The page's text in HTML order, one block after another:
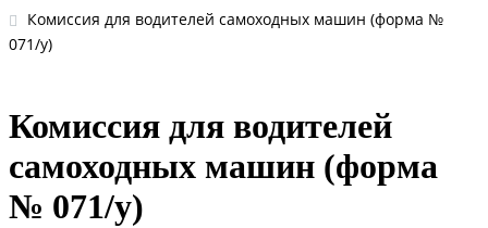
Комиссия для водителей самоходных машин (форма №
071/у)
Комиссия для водителей
самоходных машин (форма
№ 071/у)